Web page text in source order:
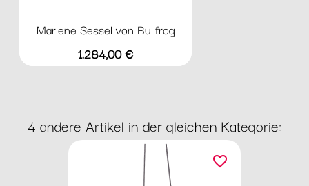
Marlene Sessel von Bullfrog
Preis
1.284,00 €
4 andere Artikel in der gleichen Kategorie:
favorite_border